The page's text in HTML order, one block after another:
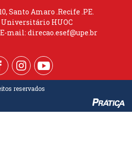
Santo Amaro .Recife .PE.
Universitário HUOC
E-mail: direcao.esef@upe.br
reservados